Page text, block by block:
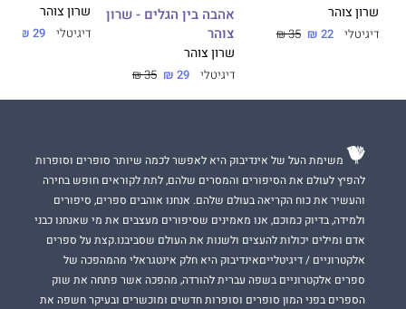
שרון צוהר
דיגיטלי 22 ₪
35 ₪
אהבה בין הגלים - שרון
צוהר
שרון צוהר
דיגיטלי 29 ₪
35 ₪
שרון צוהר
דיגיטלי 29 ₪
משימת העל של אינדיבוק היא לאפשר לכמה שיותר סופרים וסופרות
להפיץ לעולם את הסיפורים והמסרים שלהם, לתת לקוראים חופש בחירה
והעשיר את כוח הקריאה בעולם שלהם. אנחנו אוהבים ספרים, סיפורים
ולמידה, בדיוק כמוכם, אנו מאמינים שסיפורים מעצבים את מי שאנחנו כבני
אדם ומילים יכולות להעצים ולשנות את העולם שסביבנו.קצת על ספרים
אלקטרוניים / דיגיטלייםאינדיבוק היא חלק אינטגראלי מהמהפכה של
ספרים אלקטרוניים בשפה עברית להורדה, מהפכה אשר פתחה את שוק
הספרים בפני המון סופרים וסופרות חדשים ומוכשרים ובעיקר חשפה את